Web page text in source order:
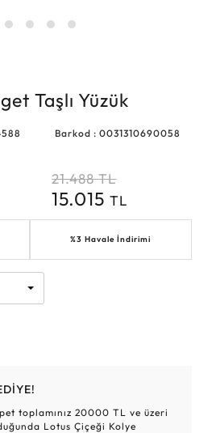
Taşlı Yüzük
Barkod : 0031310690058
21.488 TL
15.015TL
%3 Havale İndirimi
toplamınız 20000 TL ve üzeri
Lotus Çiçeği Kolye